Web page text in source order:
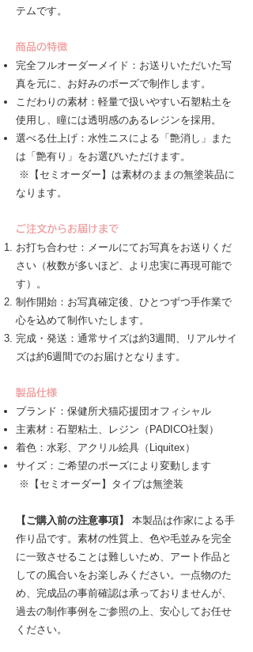
テムです。
商品の特徴
完全フルオーダーメイド：お送りいただいた写
真を元に、お好みのポーズで制作します。
こだわりの素材：軽量で扱いやすい石塑粘土を
使用し、瞳には透明感のあるレジンを採用。
選べる仕上げ：水性ニスによる「艶消し」また
は「艶有り」をお選びいただけます。
※【セミオーダー】は素材のままの無塗装品に
なります。
ご注文からお届けまで
お打ち合わせ：メールにてお写真をお送りくだ
さい（枚数が多いほど、より忠実に再現可能で
す）。
制作開始：お写真確定後、ひとつずつ手作業で
心を込めて制作いたします。
完成・発送：通常サイズは約3週間、リアルサイ
ズは約6週間でのお届けとなります。
製品仕様
ブランド：保健所犬猫応援団オフィシャル
主素材：石塑粘土、レジン（PADICO社製）
着色：水彩、アクリル絵具（Liquitex）
サイズ：ご希望のポーズにより変動します
※
【セミオーダー】タイプは無塗装
【ご購入前の注意事項】
本製品は作家による手
作り品です。素材の性質上、色や毛並みを完全
に一致させることは難しいため、アート作品と
しての風合いをお楽しみください。一点物のた
め、完成品の事前確認は承っておりませんが、
過去の制作事例をご参照の上、安心してお任せ
ください。